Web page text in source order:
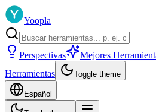
Yoopla
Perspectivas Mejores
Herramientas
Toggle theme
Español